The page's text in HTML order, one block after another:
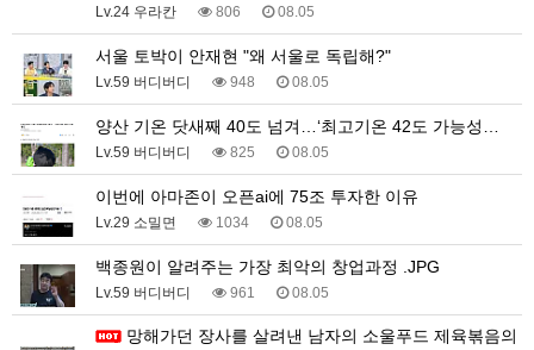
Lv.24 우라칸 806 08.05
서울 토박이 안재현 "왜 서울로 독립해?"
Lv.59 버디버디 948 08.05
양산 기온 닷새째 40도 넘겨…‘최고기온 42도 가능성…
Lv.59 버디버디 825 08.05
이번에 아마존이 오픈ai에 75조 투자한 이유
Lv.29 소밀면 1034 08.05
백종원이 알려주는 가장 최악의 창업과정 .JPG
Lv.59 버디버디 961 08.05